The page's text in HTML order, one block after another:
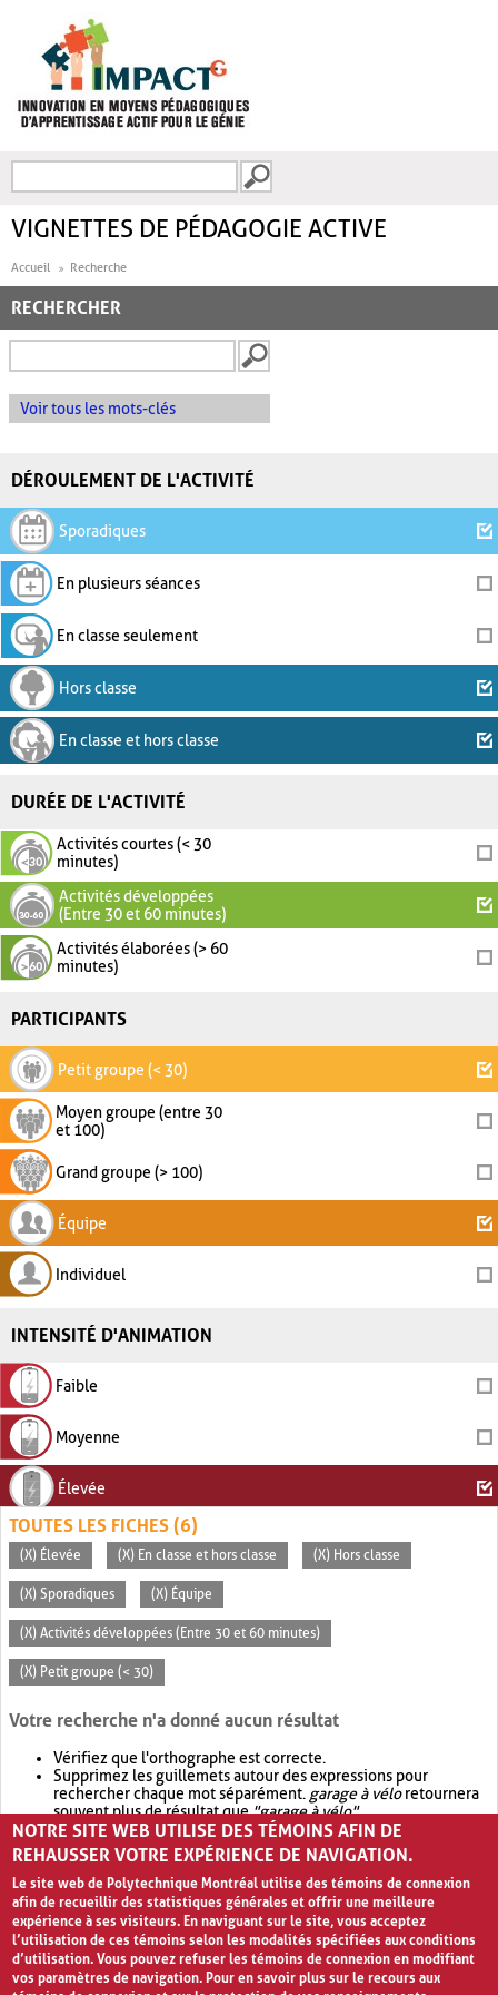
FORMULAIRE DE
VIGNETTES DE PÉDAGOGIE ACTIVE
Accueil Recherche
RECHERCHER
Voir tous les mots-clés
DÉROULEMENT DE L'ACTIVITÉ
Sporadiques
En plusieurs séances
En classe seulement
Hors classe
En classe et hors classe
DURÉE DE L'ACTIVITÉ
Activités courtes (< 30
minutes)
Activités développées
(Entre 30 et 60 minutes)
Activités élaborées (> 60
minutes)
PARTICIPANTS
Petit groupe (< 30)
Moyen groupe (entre 30
et 100)
Grand groupe (> 100)
Équipe
Individuel
INTENSITÉ D'ANIMATION
Faible
Moyenne
Élevée
TOUTES LES FICHES (6)
(X) Élevée (X) En classe et hors classe (X) Hors classe
(X) Sporadiques (X) Équipe
(X) Activités développées (Entre 30 et 60 minutes)
(X) Petit groupe (< 30)
Votre recherche n'a donné aucun résultat
Vérifiez que l'orthographe est correcte.
Supprimez les guillemets autour des expressions pour
rechercher chaque mot séparément. garage à véloretournera
souvent plus de résultat que"garage à vélo".
Envisagez d'élargir votre recherche avec OR.garage OR vélo
retournera souvent plus de résultat quegarage à vélo
NOTRE SITE WEB UTILISE DES TÉMOINS AFIN DE
REHAUSSER VOTRE EXPÉRIENCE DE NAVIGATION.
Le site web de Polytechnique Montréal utilise des témoins de connexion
afin de recueillir des statistiques générales et offrir une meilleure
expérience à ses visiteurs. En naviguant sur le site, vous acceptez
l’utilisation de ces témoins selon les modalités spécifiées aux conditions
d’utilisation. Vous pouvez refuser les témoins de connexion en modifiant
vos paramètres de navigation. Pour en savoir plus sur le recours aux